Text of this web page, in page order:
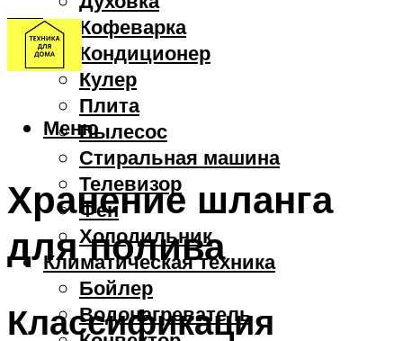
Кофеварка
Кондиционер
Кулер
Плита
Пылесос
Стиральная машина
Телевизор
Фен
Холодильник
Климатическая техника
Бойлер
Водонагреватель
Меню
Хранение шланга
для полива
Классификация